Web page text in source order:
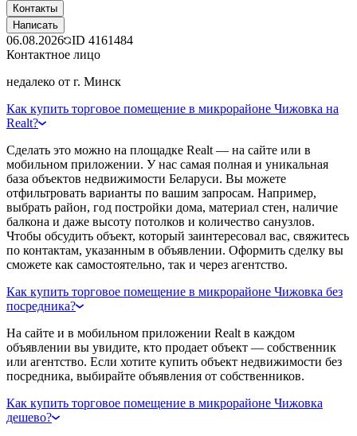
Контакты
Написать
06.08.2026 ID 4161484
Контактное лицо
недалеко от г. Минск
Как купить торговое помещение в микрорайоне Чижовка на
Realt?
Сделать это можно на площадке Realt — на сайте или в
мобильном приложении. У нас самая полная и уникальная
база объектов недвижимости Беларуси. Вы можете
отфильтровать варианты по вашим запросам. Например,
выбрать район, год постройки дома, материал стен, наличие
балкона и даже высоту потолков и количество санузлов.
Чтобы обсудить объект, который заинтересовал вас, свяжитесь
по контактам, указанным в объявлении. Оформить сделку вы
сможете как самостоятельно, так и через агентство.
Как купить торговое помещение в микрорайоне Чижовка без
посредника?
На сайте и в мобильном приложении Realt в каждом
объявлении вы увидите, кто продает объект — собственник
или агентство. Если хотите купить объект недвижимости без
посредника, выбирайте объявления от собственников.
Как купить торговое помещение в микрорайоне Чижовка
дешево?